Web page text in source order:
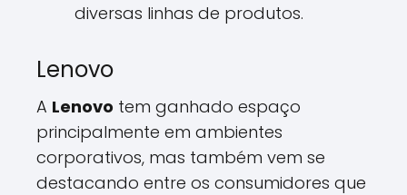
diversas linhas de produtos.
Lenovo
A Lenovo tem ganhado espaço
principalmente em ambientes
corporativos, mas também vem se
destacando entre os consumidores que